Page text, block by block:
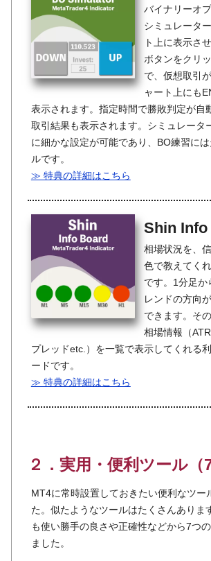
バイナリーオ
シミュレータ
ト上に表示さ
ボタンをクリ
で、仮想取引
ャート上にも
表示されます。指定時間で勝敗判定が自
取引結果も表示されます。シミュレータ
に細かな設定が可能であり、BO練習に
ルです。
≫ 特典の詳細はこちら
Shin
相場状況を、
色で教えてく
です。1分足か
レンドの方向
できます。そ
相場情報（
プレッドetc.）を一覧で表示してくれる
ードです。
≫ 特典の詳細はこちら
２．実用・便利ツール（7
MT4に常時設置しておきたい便利なツー
た。似たようなツールはたくさんありま
も使い勝手の良さや正確性などから7つ
ました。